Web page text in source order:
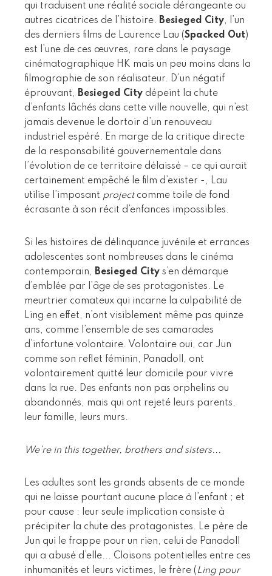
qui traduisent une réalité sociale dérangeante ou
autres cicatrices de l’histoire. Besieged City, l’un
des derniers films de Laurence Lau (Spacked Out)
est l’une de ces œuvres, rare dans le paysage
cinématographique HK mais un peu moins dans la
filmographie de son réalisateur. D’un négatif
éprouvant, Besieged City dépeint la chute
d’enfants lâchés dans cette ville nouvelle, qui n’est
jamais devenue le dortoir d’un renouveau
industriel espéré. En marge de la critique directe
de la responsabilité gouvernementale dans
l’évolution de ce territoire délaissé – ce qui aurait
certainement empêché le film d’exister -, Lau
utilise l’imposant projectcomme toile de fond
écrasante à son récit d’enfances impossibles.
Si les histoires de délinquance juvénile et errances
adolescentes sont nombreuses dans le cinéma
contemporain, Besieged City s’en démarque
d’emblée par l’âge de ses protagonistes. Le
meurtrier comateux qui incarne la culpabilité de
Ling en effet, n’ont visiblement même pas quinze
ans, comme l’ensemble de ses camarades
d’infortune volontaire. Volontaire oui, car Jun
comme son reflet féminin, Panadoll, ont
volontairement quitté leur domicile pour vivre
dans la rue. Des enfants non pas orphelins ou
abandonnés, mais qui ont rejeté leurs parents,
leur famille, leurs murs.
We’re in this together, brothers and sisters...
Les adultes sont les grands absents de ce monde
qui ne laisse pourtant aucune place à l’enfant ; et
pour cause : leur seule implication consiste à
précipiter la chute des protagonistes. Le père de
Jun qui le frappe pour un rien, celui de Panadoll
qui a abusé d’elle... Cloisons potentielles entre ces
inhumanités et leurs victimes, le frère ( Ling pour